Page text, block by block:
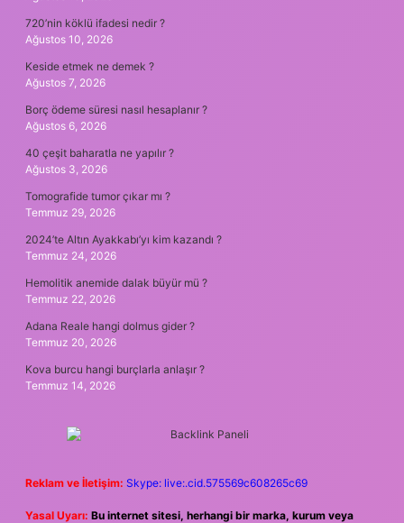
720’nin köklü ifadesi nedir ?
Ağustos 10, 2026
Keside etmek ne demek ?
Ağustos 7, 2026
Borç ödeme süresi nasıl hesaplanır ?
Ağustos 6, 2026
40 çeşit baharatla ne yapılır ?
Ağustos 3, 2026
Tomografide tumor çıkar mı ?
Temmuz 29, 2026
2024’te Altın Ayakkabı’yı kim kazandı ?
Temmuz 24, 2026
Hemolitik anemide dalak büyür mü ?
Temmuz 22, 2026
Adana Reale hangi dolmus gider ?
Temmuz 20, 2026
Kova burcu hangi burçlarla anlaşır ?
Temmuz 14, 2026
Reklam ve İletişim: Skype: live:.cid.575569c608265c69
Yasal Uyarı: Bu internet sitesi, herhangi bir marka, kurum veya